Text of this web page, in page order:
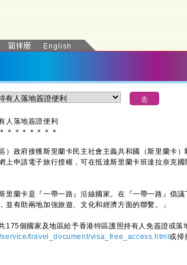
人落地簽證便利
＊ ＊ ＊ ＊ ＊ ＊ ＊ ＊
政府接獲斯里蘭卡民主社會主義共和國（斯里蘭卡）
上申請電子旅行授權，可在抵達斯里蘭卡班達拉奈克
蘭卡是『一帶一路』沿線國家。在『一帶一路』倡議
並有助兩地加強旅遊、文化和經濟方面的聯繫。」
個國家及地區給予香港特區護照持有人免簽證或落
service/travel_document/visa_free_access.html或掃